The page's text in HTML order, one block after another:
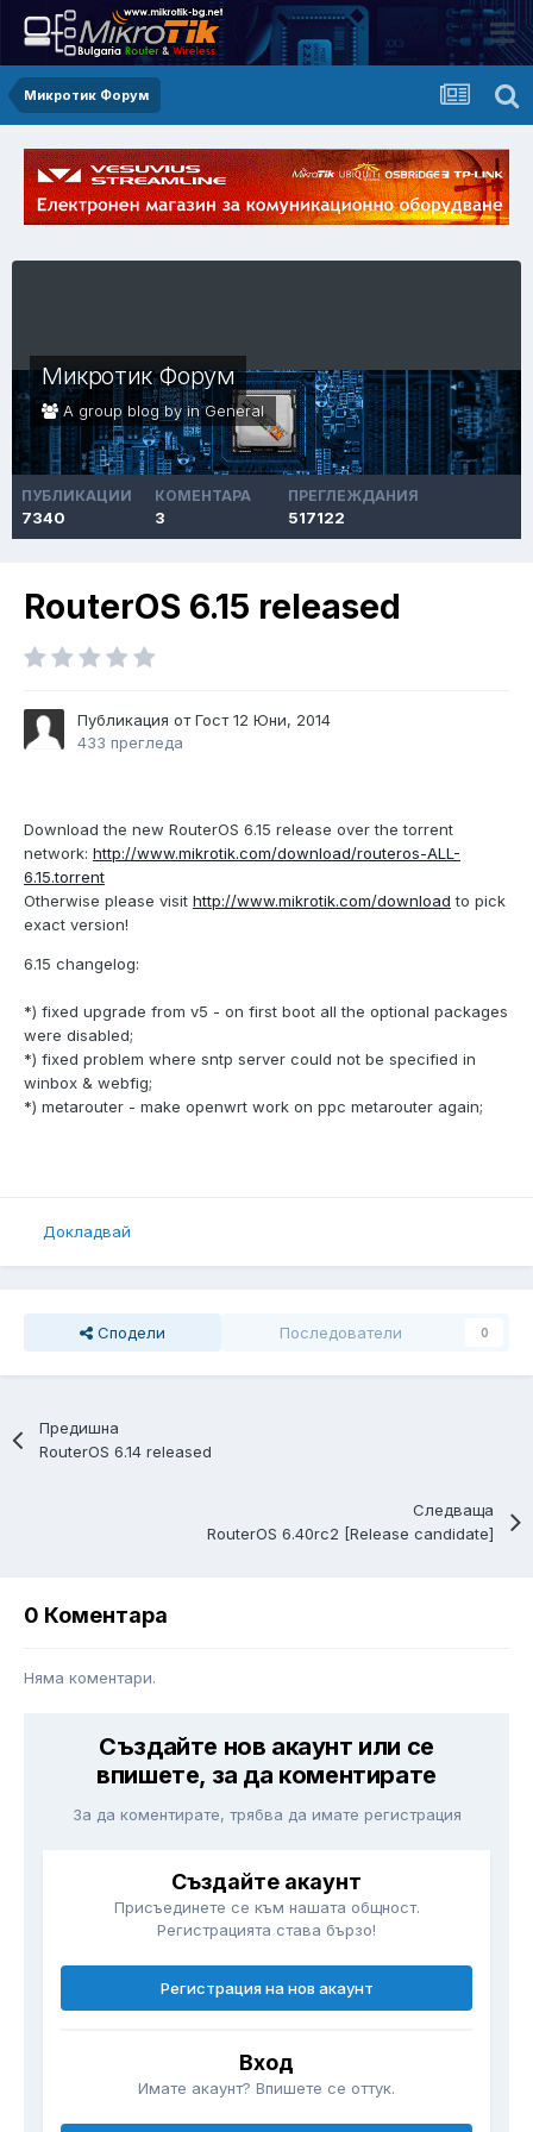
Микротик Форум
Микротик Форум
A group blog by inGeneral
ПУБЛИКАЦИИ
7340
КОМЕНТАРА
3
ПРЕГЛЕЖДАНИЯ
517122
RouterOS 6.15 released
Публикация от Гост12 Юни, 2014
433 прегледа
Download the new RouterOS 6.15 release over the torrent
network: http://www.mikrotik.com/download/routeros-ALL-
6.15.torrent
Otherwise please visit http://www.mikrotik.com/download to pick
exact version!
6.15 changelog:
*) fixed upgrade from v5 - on first boot all the optional packages
were disabled;
*) fixed problem where sntp server could not be specified in
winbox & webfig;
*) metarouter - make openwrt work on ppc metarouter again;
Докладвай
Сподели Последователи 0
Предишна
RouterOS 6.14 released
Следваща
RouterOS 6.40rc2 [Release candidate]
0 Коментара
Няма коментари.
Създайте нов акаунт или се
впишете, за да коментирате
За да коментирате, трябва да имате регистрация
Създайте акаунт
Присъединете се към нашата общност.
Регистрацията става бързо!
Регистрация на нов акаунт
Вход
Имате акаунт? Впишете се оттук.